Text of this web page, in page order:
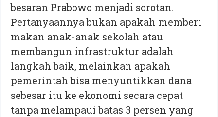
besaran Prabowo menjadi sorotan.
Pertanyaannya bukan apakah memberi
makan anak-anak sekolah atau
membangun infrastruktur adalah
langkah baik, melainkan apakah
pemerintah bisa menyuntikkan dana
sebesar itu ke ekonomi secara cepat
tanpa melampaui batas 3 persen yang